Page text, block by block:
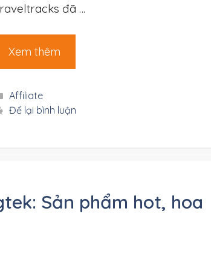
đã …
Xem thêm
Danh
mục
Affiliate
Để lại bình luận
Sản phẩm hot, hoa